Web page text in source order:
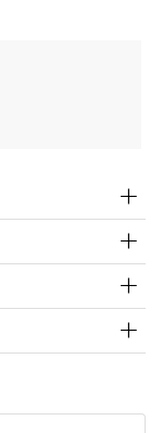
+
+
+
+